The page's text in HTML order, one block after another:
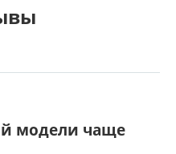
модели чаще